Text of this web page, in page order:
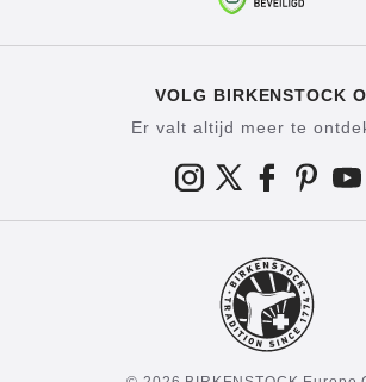
VOLG BIRKENSTOCK
Er valt altijd meer te